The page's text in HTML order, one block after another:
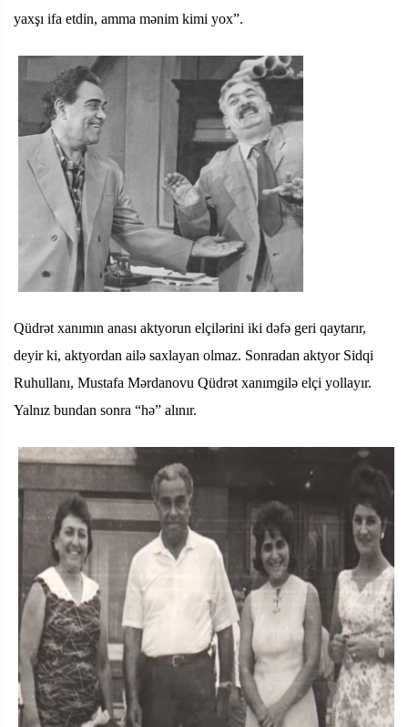
yaxşı ifa etdin, amma mənim kimi yox”.
Qüdrət xanımın anası aktyorun elçilərini iki dəfə geri qaytarır,
deyir ki, aktyordan ailə saxlayan olmaz. Sonradan aktyor Sidqi
Ruhullanı, Mustafa Mərdanovu Qüdrət xanımgilə elçi yollayır.
Yalnız bundan sonra “hə” alınır.